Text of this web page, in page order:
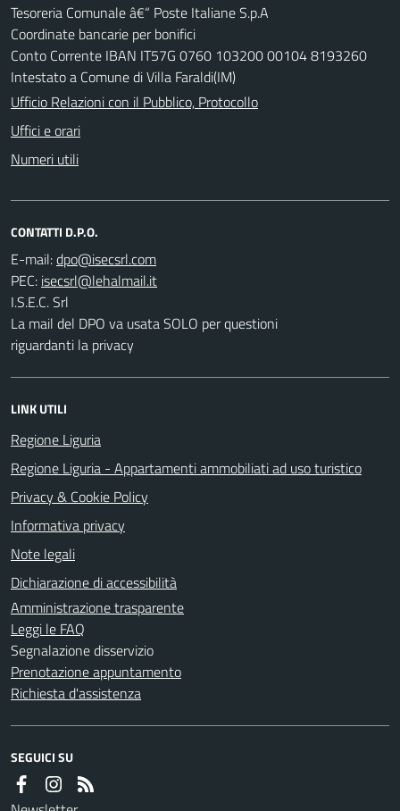
Tesoreria Comunale â€“ Poste Italiane S.p.A
Coordinate bancarie per bonifici
Conto Corrente IBAN IT57G 0760 103200 00104 8193260
Intestato a Comune di Villa Faraldi(IM)
Ufficio Relazioni con il Pubblico, Protocollo
Uffici e orari
Numeri utili
CONTATTI D.P.O.
E-mail:
PEC:
I.S.E.C. Srl
La mail del DPO va usata SOLO per questioni
riguardanti la privacy
LINK UTILI
Regione Liguria
Regione Liguria - Appartamenti ammobiliati ad uso turistico
Privacy & Cookie Policy
Informativa privacy
Note legali
Dichiarazione di accessibilità
Amministrazione trasparente
Leggi le FAQ
Segnalazione disservizio
Prenotazione appuntamento
Richiesta d'assistenza
SEGUICI SU